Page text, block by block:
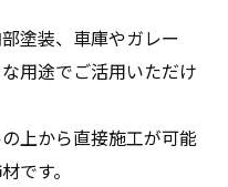
塗装、車庫やガレー
用途でご活用いただけ
上から直接施工が可能
です。